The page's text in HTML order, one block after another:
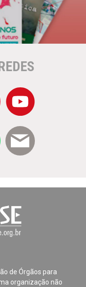
de Órgãos para
organização não